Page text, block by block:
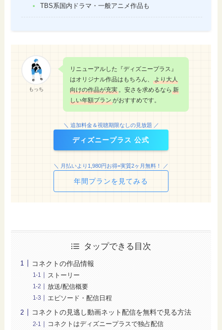
TBS系国内ドラマ・一般アニメ作品も
もっち
リニューアルした『ディズニープラス』
はオリジナル作品はもちろん、
より大人
向けの作品が充実。安さを求めるなら 新
しい年額プランがおすすめです。
＼ 追加料金＆視聴期限なしの見放題 ／
ディズニープラス 公式
＼ 月払いより1,980円お得=実質2ヶ月無料！ ／
年間プランを見てみる
タップできる目次
コネクトの作品情報
ストーリー
放送/配信概要
エピソード・配信日程
コネクトの見逃し動画ネット配信を無料で見る方法
コネクトはディズニープラスで独占配信